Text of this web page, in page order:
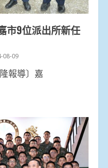
9位派出所新任
08-09
報導〕嘉